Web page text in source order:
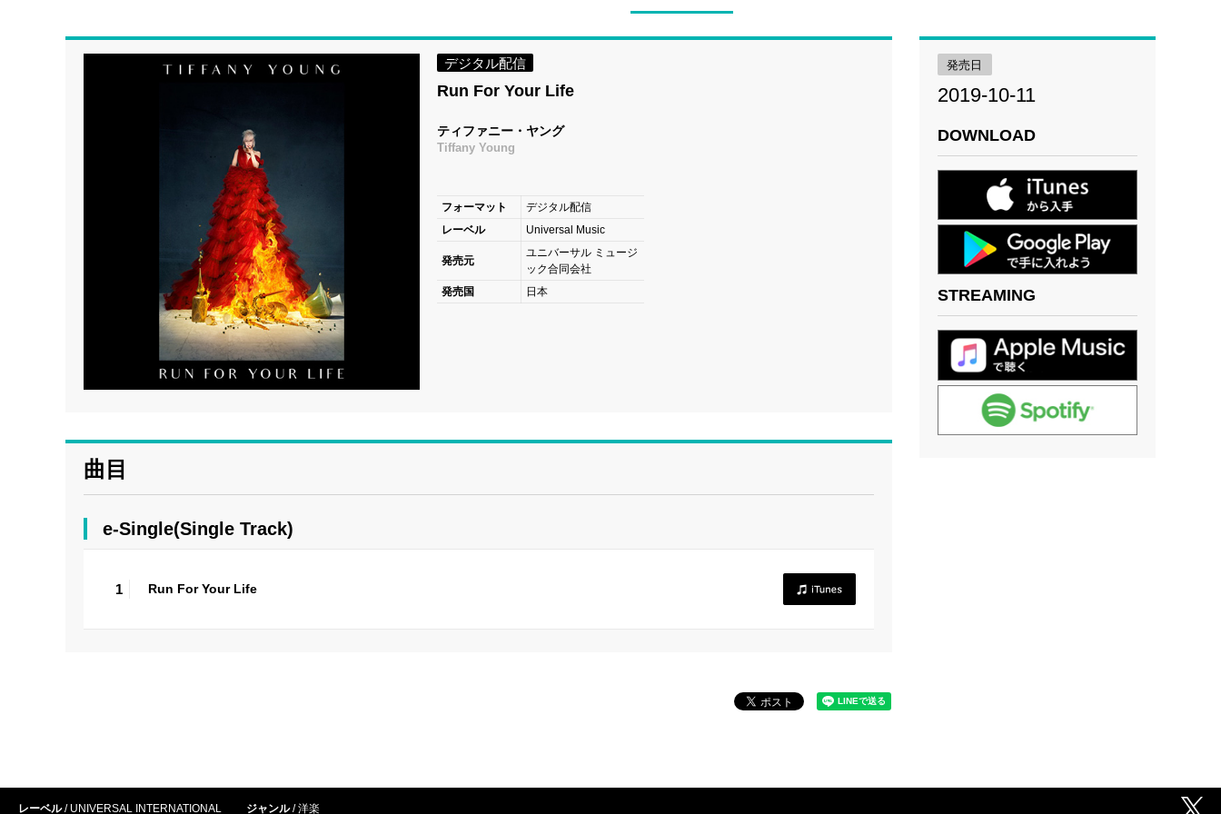
デジタル配信
Run For Your Life
ティファニー・ヤング
Tiffany Young
フォーマット
デジタル配信
レーベル
Universal Music
発売元
ユニバーサル ミュージ
ック合同会社
発売国
日本
曲目
e-Single(Single Track)
1 Run For Your Life
発売日
2019-10-11
DOWNLOAD
STREAMING
レーベル UNIVERSAL INTERNATIONAL ジャンル 洋楽